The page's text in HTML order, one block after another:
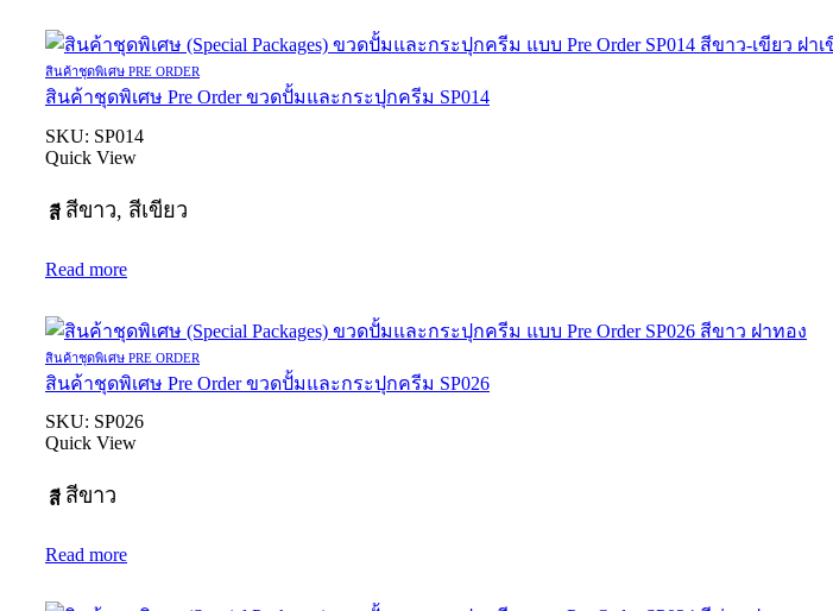
สินค้าชุดพิเศษ PRE ORDER
สินค้าชุดพิเศษ Pre Order ขวดปั้มและกระปุกครีม SP014
SKU: SP014
Quick View
สี สีขาว, สีเขียว
Read more
สินค้าชุดพิเศษ PRE ORDER
สินค้าชุดพิเศษ Pre Order ขวดปั้มและกระปุกครีม SP026
SKU: SP026
Quick View
สี สีขาว
Read more